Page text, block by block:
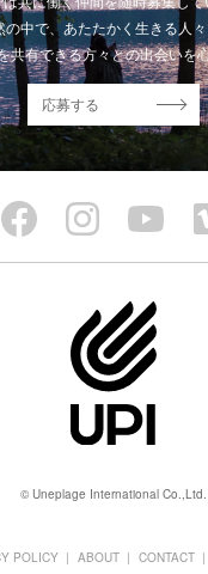
の中で、あたたかく生きる人々
共有できる方々との出会いを
応募する
© Uneplage International Co.,Ltd.
POLICY ABOUT CONTACT